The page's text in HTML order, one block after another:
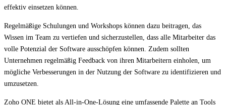
effektiv einsetzen können.
Regelmäßige Schulungen und Workshops können dazu beitragen, das
Wissen im Team zu vertiefen und sicherzustellen, dass alle Mitarbeiter das
volle Potenzial der Software ausschöpfen können. Zudem sollten
Unternehmen regelmäßig Feedback von ihren Mitarbeitern einholen, um
mögliche Verbesserungen in der Nutzung der Software zu identifizieren und
umzusetzen.
Zoho ONE bietet als All-in-One-Lösung eine umfassende Palette an Tools